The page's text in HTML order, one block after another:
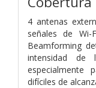
4 antenas
señales de
Beamforming
intensidad de
especialmente
difíciles de